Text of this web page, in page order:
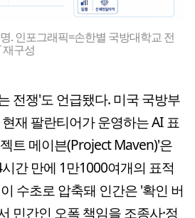
. 인포그래픽=손한별 국방대학교 전
재구성
전쟁'도 언급됐다. 미국 국방부
재 팔란티어가 운영하는 AI 표
트 메이븐(Project Maven)'은
간 만에 1만1000여개의 표적
수초로 압축돼 인간은 '확인 버
민간인 오폭 책임을 조종사·정